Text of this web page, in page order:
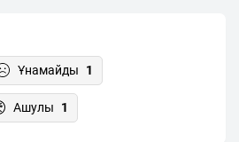
Ұнамайды 1
Ашулы 1